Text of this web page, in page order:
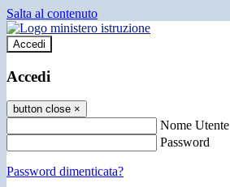
Salta al contenuto
Accedi
Accedi
button close ×
Nome Utente
Password
Password dimenticata?